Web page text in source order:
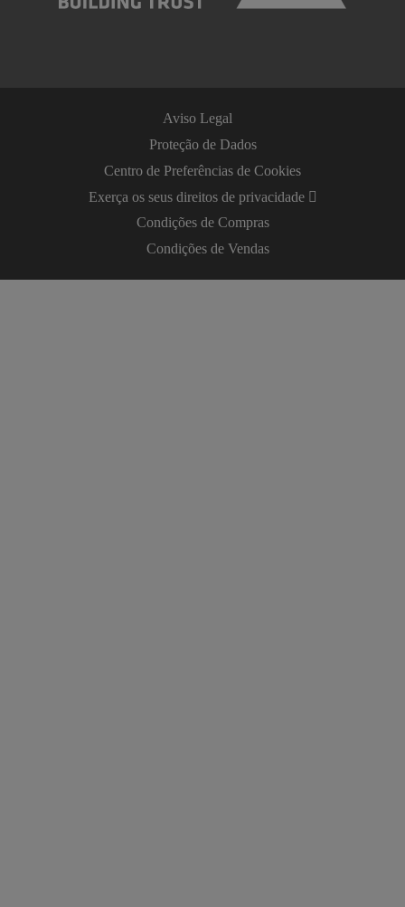
Aviso Legal
Proteção de Dados
Centro de Preferências de Cookies
Exerça os seus direitos de privacidade
Condições de Compras
Condições de Vendas